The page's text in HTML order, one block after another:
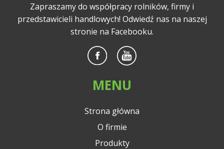
Zapraszamy do współpracy rolników, firmy i
przedstawicieli handlowych! Odwiedź nas na naszej
stronie na Facebooku.
MENU
Strona główna
O firmie
Produkty